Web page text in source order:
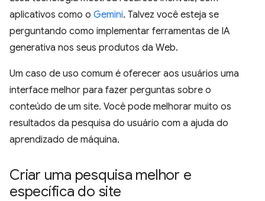
aplicativos como o Gemini. Talvez você esteja se
perguntando como implementar ferramentas de IA
generativa nos seus produtos da Web.
Um caso de uso comum é oferecer aos usuários uma
interface melhor para fazer perguntas sobre o
conteúdo de um site. Você pode melhorar muito os
resultados da pesquisa do usuário com a ajuda do
aprendizado de máquina.
Criar uma pesquisa melhor e
específica do site